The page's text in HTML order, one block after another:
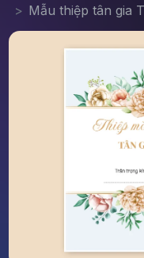
Mẫu thiệp tân gia